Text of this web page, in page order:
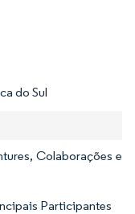
do Sul
Colaborações e
Participantes